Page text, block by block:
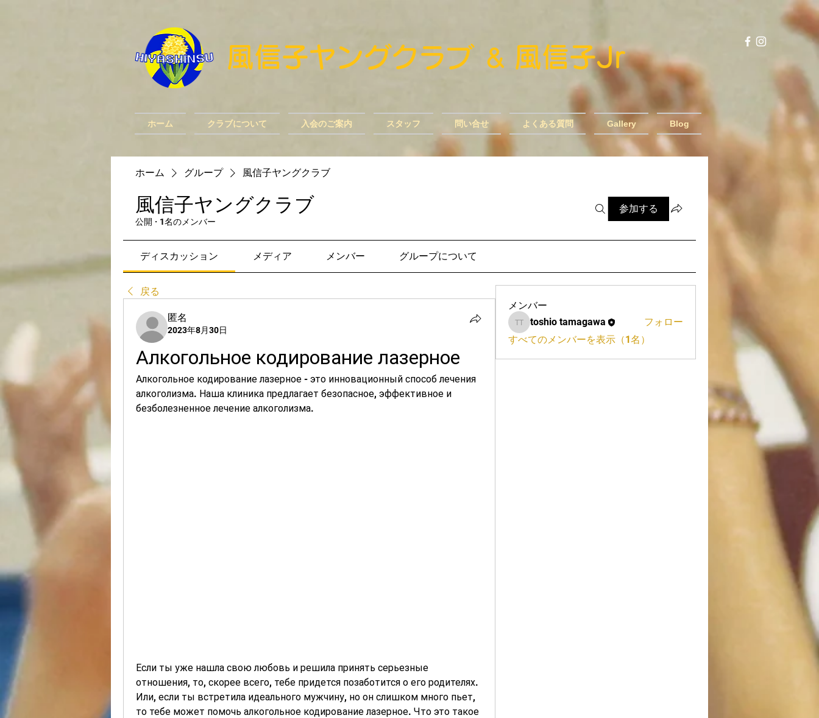
​風信子ヤングクラブ ＆ ​風信子Jr
ホーム クラブについて 入会のご案内 スタッフ 問い合せ よくある質問 Gallery Blog
ホーム グループ 風信子ヤングクラブ
風信子ヤングクラブ
公開 · 1名のメンバー
参加する
ディスカッション メディア メンバー グループについて
戻る
匿名
2023年8月30日
Алкогольное кодирование лазерное
Алкогольное кодирование лазерное - это инновационный способ лечения
алкоголизма. Наша клиника предлагает безопасное, эффективное и
безболезненное лечение алкоголизма.
Если ты уже нашла свою любовь и решила принять серьезные
отношения, то, скорее всего, тебе придется позаботится о его родителях.
Или, если ты встретила идеального мужчину, но он слишком много пьет,
то тебе может помочь алкогольное кодирование лазерное. Что это такое
メンバー
toshio tamagawa
toshio tamagawa
フォロー
すべてのメンバーを表示（1名）